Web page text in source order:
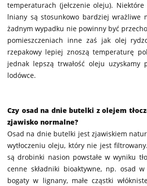
temperaturach (jełczenie oleju).
lniany są stosunkowo bardziej wrażliwe
żadnym wypadku nie powinny być
pomieszczeniach inne zaś jak olej
rzepakowy lepiej znoszą temperaturę
jednak lepszą trwałość oleju uzyskamy
lodówce.
Czy osad na dnie butelki z olejem
zjawisko normalne?
Osad na dnie butelki jest zjawiskiem
wytłoczeniu oleju, który nie jest
są drobinki nasion powstałe w wyniku
cenne składniki bioaktywne, np. osad
bogaty w lignany, małe cząstki